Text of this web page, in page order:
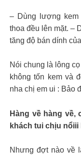
– Dùng lượng
thoa đều lên mặt. –
tăng độ bán dính
Nói chung là lông
không tốn kem và
nha chị em ui : Bảo
Hàng về hàng về,
khách tui chịu
Nhưng đợt nào về